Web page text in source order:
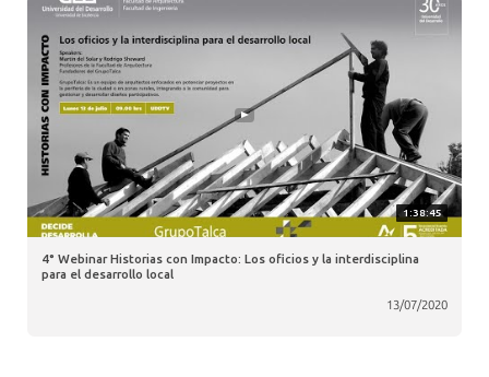
1:38:45
4° Webinar Historias con Impacto: Los oficios y la interdisciplina
para el desarrollo local
13/07/2020